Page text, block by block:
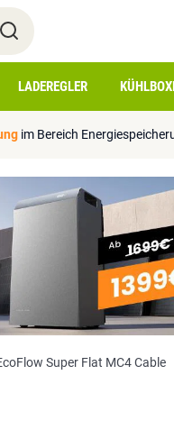
LADEREGLER
im Bereich
Super Flat MC4 Cable